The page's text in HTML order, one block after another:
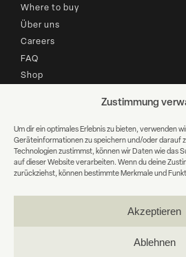
Zustimmung
Um dir ein optimales Erlebnis zu bieten, verwenden
Geräteinformationen zu speichern und/oder darauf
Technologien zustimmst, können wir Daten wie das
auf dieser Website verarbeiten. Wenn du deine
zurückziehst, können bestimmte Merkmale und
Akzeptieren
Ablehnen
Where to buy
Über uns
Careers
FAQ
Shop
Newsletter Anmeldung
E-
Mail